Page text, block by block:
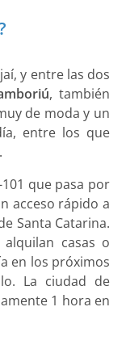
y entre las dos
, también
de moda y un
entre los que
que pasa por
acceso rápido a
Santa Catarina.
casas o
en los próximos
La ciudad de
1 hora en